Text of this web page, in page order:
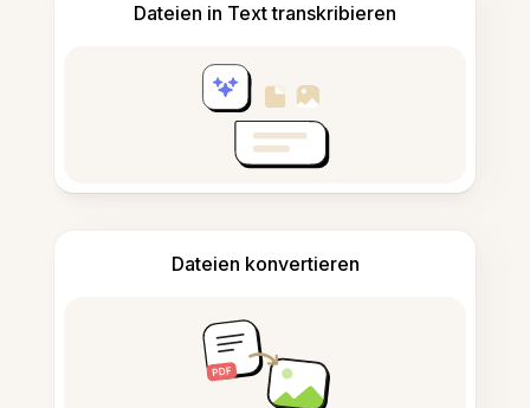
Dateien in Text transkribieren
Dateien konvertieren